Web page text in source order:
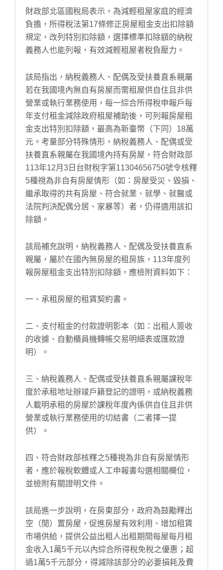
財政部北區國稅局表示，為減輕租屋家庭的經濟
負擔，所得稅法第17條修正房屋租金支出扣除額
規定，改列特別扣除額，選擇標準扣除額的納稅
義務人也能列報，有效減輕租屋者稅負壓力。
該局指出，納稅義務人、配偶及受扶養直系親屬
若在我國境內無自有房屋而需租屋供自住且非供
營業或執行業務使用，每一綜合所得稅申報戶每
年支付租金減除政府租屋補助後，可列報房屋租
金支出特別扣除額，最高為新臺幣（下同）18萬
元。考量部分特殊情形，納稅義務人、配偶或受
扶養直系親屬在我國境內持有房屋，符合財政部
113年12月3日台財稅字第11304656750號令核釋
5種視為非自有房屋情形（如：房屋受災、毀損、
繼承取得的共有房屋、符合就業、就學、就醫或
法院判決配偶分居、家暴等）者，仍得適用該扣
除額。
該局補充說明，納稅義務人、配偶及受扶養直系
親屬，屬於在國內無房屋的租房族，113年度列
報房屋租金支出特別扣除額，應檢附資料如下：
一、承租房屋的租賃契約書。
二、支付租金的付款證明影本（如：出租人簽收
的收據、自動櫃員機轉帳交易明細表或匯款證
明）。
三、納稅義務人、配偶或受扶養直系親屬課稅年
度於承租地址辦竣戶籍登記的證明，或納稅義務
人載明承租的房屋於課稅年度內係供自住且非供
營業或執行業務使用的切結書（二者擇一提
供）。
四、符合財政部核釋之5種視為非自有房屋情形
者，應於報稅軟體或人工申報書勾選相關欄位，
並檢附有關證明文件。
該局進一步說明，在房東部分，政府為鼓勵釋出
空（閒）置房屋，促進房屋有效利用、增加租賃
市場供給，提供公益出租人出租期間每屋每月租
金收入1萬5千元以內綜合所得稅免稅之優惠；超
過1萬5千元部分，得減除該部分的必要損耗及費